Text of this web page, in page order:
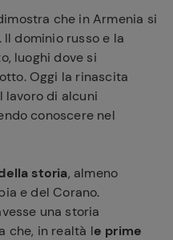
che in Armenia si
Il dominio russo e la
luoghi dove si
Oggi la rinascita
lavoro di alcuni
conoscere nel
storia, almeno
e del Corano.
una storia
che, in realtà le prime